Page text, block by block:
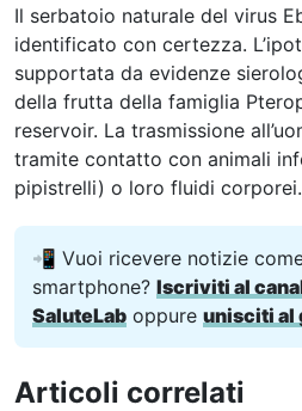
Il serbatoio naturale del virus
identificato con certezza.
supportata da evidenze
della frutta della famiglia
reservoir. La trasmissione
tramite contatto con animali
pipistrelli) o loro fluidi corporei.
📲 Vuoi ricevere notizie
smartphone? Iscriviti al
SaluteLab oppure unisciti al
Articoli correlati